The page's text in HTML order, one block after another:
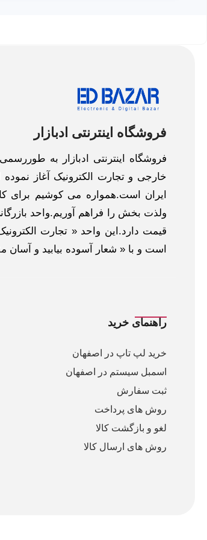
فروشگاه اینترنتی ادبازار
خارجی و تجارت الکترونیک آغاز
ایران است.همواره می کوشیم برای
ولذت بخش را فراهم آوریم.واحد
قیمت دارد.این واحد « تجارت
است و با « شعار آسوده بیابید و
راهنمای خرید
خرید لپ تاپ در اصفهان
اسمبل سیستم در اصفهان
ثبت سفارش
روش های پرداخت
لغو و بازگشت کالا
روش های ارسال کالا